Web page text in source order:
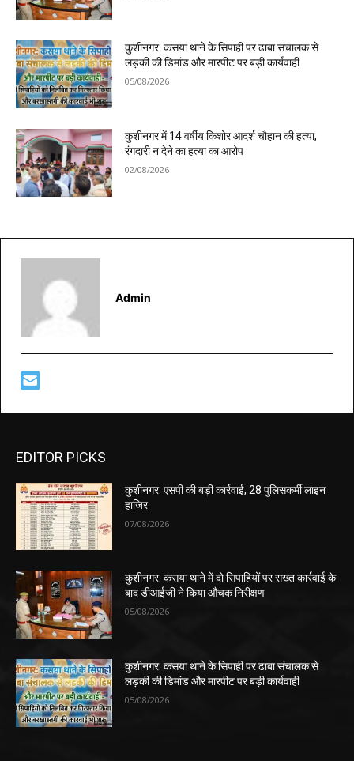
कुशीनगर: कसया थाने के सिपाही पर ढाबा संचालक से
लड़की की डिमांड और मारपीट पर बड़ी कार्यवाही
05/08/2026
कुशीनगर में 14 वर्षीय किशोर आदर्श चौहान की हत्या,
रंगदारी न देने का हत्या का आरोप
02/08/2026
Admin
EDITOR PICKS
कुशीनगर: एसपी की बड़ी कार्रवाई, 28 पुलिसकर्मी लाइन
हाजिर
07/08/2026
कुशीनगर: कसया थाने में दो सिपाहियों पर सख्त कार्रवाई के
बाद डीआईजी ने किया औचक निरीक्षण
05/08/2026
कुशीनगर: कसया थाने के सिपाही पर ढाबा संचालक से
लड़की की डिमांड और मारपीट पर बड़ी कार्यवाही
05/08/2026